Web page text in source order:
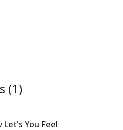
(1)
Let's You Feel